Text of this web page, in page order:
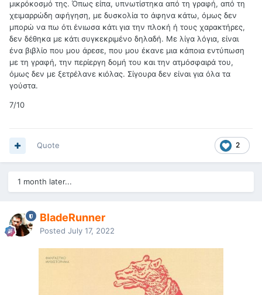
μικρόκοσμό της. Όπως είπα, υπνωτίστηκα από τη γραφή, από τη
χειμαρρώδη αφήγηση, με δυσκολία το άφηνα κάτω, όμως δεν
μπορώ να πω ότι ένιωσα κάτι για την πλοκή ή τους χαρακτήρες,
δεν δέθηκα με κάτι συγκεκριμένο δηλαδή. Με λίγα λόγια, είναι
ένα βιβλίο που μου άρεσε, που μου έκανε μια κάποια εντύπωση
με τη γραφή, την περίεργη δομή του και την ατμόσφαιρά του,
όμως δεν με ξετρέλανε κιόλας. Σίγουρα δεν είναι για όλα τα
γούστα.
7/10
2
Quote
1 month later...
BladeRunner
Posted July 17, 2022